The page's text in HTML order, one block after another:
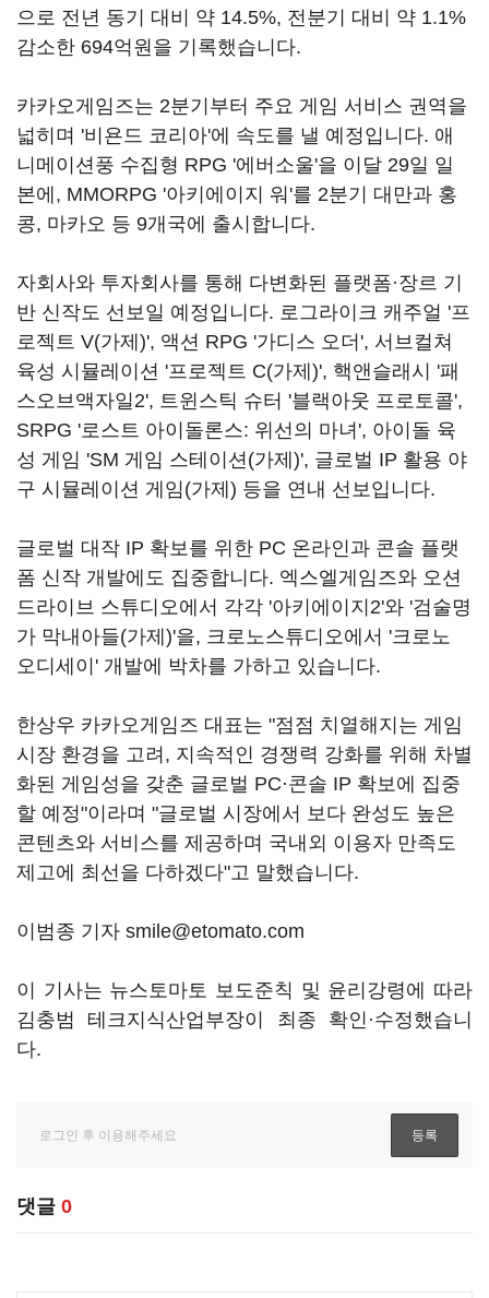
으로 전년 동기 대비 약 14.5%, 전분기 대비 약 1.1%
감소한 694억원을 기록했습니다.
카카오게임즈는 2분기부터 주요 게임 서비스 권역을
넓히며 '비욘드 코리아'에 속도를 낼 예정입니다. 애
니메이션풍 수집형 RPG '에버소울'을 이달 29일 일
본에, MMORPG '아키에이지 워'를 2분기 대만과 홍
콩, 마카오 등 9개국에 출시합니다.
자회사와 투자회사를 통해 다변화된 플랫폼·장르 기
반 신작도 선보일 예정입니다. 로그라이크 캐주얼 '프
로젝트 V(가제)', 액션 RPG '가디스 오더', 서브컬쳐
육성 시뮬레이션 '프로젝트 C(가제)', 핵앤슬래시 '패
스오브액자일2', 트윈스틱 슈터 '블랙아웃 프로토콜',
SRPG '로스트 아이돌론스: 위선의 마녀', 아이돌 육
성 게임 'SM 게임 스테이션(가제)', 글로벌 IP 활용 야
구 시뮬레이션 게임(가제) 등을 연내 선보입니다.
글로벌 대작 IP 확보를 위한 PC 온라인과 콘솔 플랫
폼 신작 개발에도 집중합니다. 엑스엘게임즈와 오션
드라이브 스튜디오에서 각각 '아키에이지2'와 '검술명
가 막내아들(가제)'을, 크로노스튜디오에서 '크로노
오디세이' 개발에 박차를 가하고 있습니다.
한상우 카카오게임즈 대표는 "점점 치열해지는 게임
시장 환경을 고려, 지속적인 경쟁력 강화를 위해 차별
화된 게임성을 갖춘 글로벌 PC·콘솔 IP 확보에 집중
할 예정"이라며 "글로벌 시장에서 보다 완성도 높은
콘텐츠와 서비스를 제공하며 국내외 이용자 만족도
제고에 최선을 다하겠다"고 말했습니다.
이범종 기자 smile@etomato.com
이 기사는 뉴스토마토 보도준칙 및 윤리강령에 따라
김충범 테크지식산업부장이 최종 확인·수정했습니
다.
댓글 0